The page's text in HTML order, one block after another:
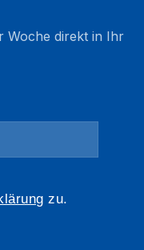
Woche direkt in Ihr